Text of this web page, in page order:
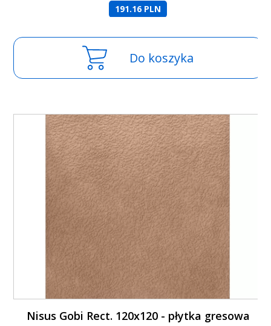
191.16 PLN
Do koszyka
Nisus Gobi Rect. 120x120 - płytka gresowa